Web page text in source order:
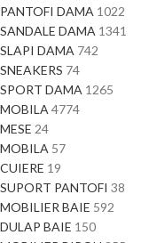
PANTOFI DAMA 1022
SANDALE DAMA 1341
SLAPI DAMA 742
SNEAKERS 74
SPORT DAMA 1265
MOBILA 4774
MESE 24
MOBILA 57
CUIERE 19
SUPORT PANTOFI 38
MOBILIER BAIE 592
DULAP BAIE 150